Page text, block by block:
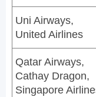
Uni Airways,
United Airlines
Qatar Airways,
Cathay Dragon,
Singapore